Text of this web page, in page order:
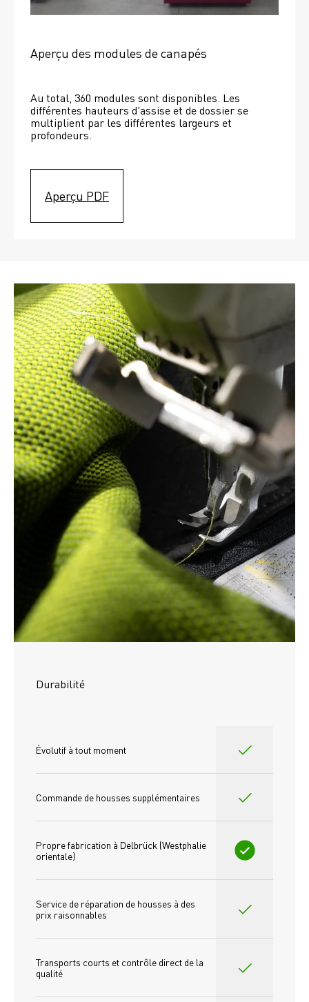
Aperçu des modules de canapés
Au total, 360 modules sont disponibles. Les
différentes hauteurs d'assise et de dossier se
multiplient par les différentes largeurs et
profondeurs.
Aperçu PDF
Durabilité
Évolutif à tout moment
Commande de housses supplémentaires
Propre fabrication à Delbrück (Westphalie
orientale)
Service de réparation de housses à des
prix raisonnables
Transports courts et contrôle direct de la
qualité